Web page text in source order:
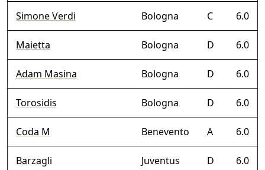
Simone Verdi Bologna C 6.0
Maietta Bologna D 6.0
Adam Masina Bologna D 6.0
Torosidis Bologna D 6.0
Coda M Benevento A 6.0
Barzagli Juventus D 6.0